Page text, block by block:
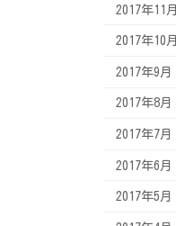
2017年11月
2017年10月
2017年9月
2017年8月
2017年7月
2017年6月
2017年5月